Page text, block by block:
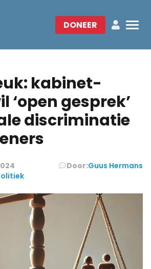
DONEER
kabinet-
‘open gesprek’
discriminatie
Door:Guus Hermans